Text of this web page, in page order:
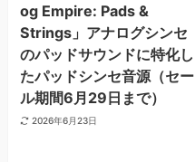
og Empire: Pads &
Strings」アナログシンセ
のパッドサウンドに特化し
たパッドシンセ音源（セー
ル期間6月29日まで）
2026年6月23日